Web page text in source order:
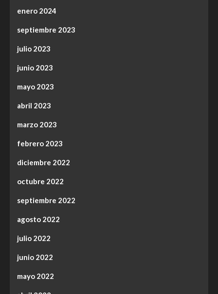
enero 2024
septiembre 2023
julio 2023
junio 2023
mayo 2023
abril 2023
marzo 2023
febrero 2023
diciembre 2022
octubre 2022
septiembre 2022
agosto 2022
julio 2022
junio 2022
mayo 2022